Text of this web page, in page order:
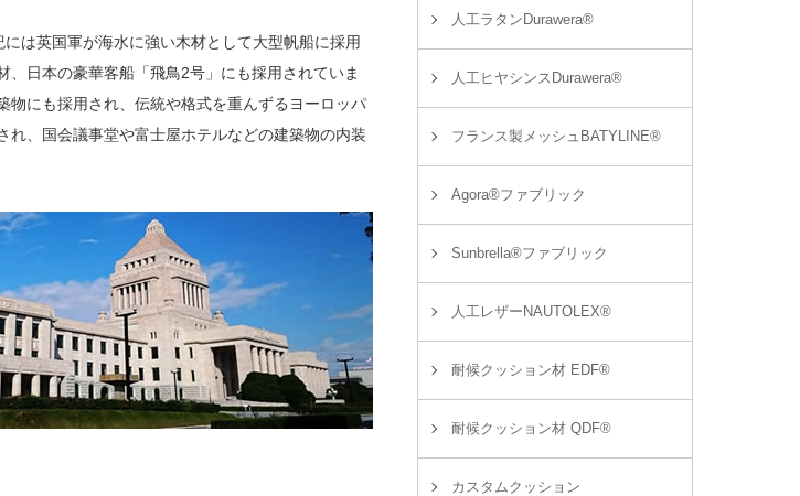
は英国軍が海水に強い木材として大型帆船に採用
日本の豪華客船「飛鳥2号」にも採用されていま
にも採用され、伝統や格式を重んずるヨーロッパ
、国会議事堂や富士屋ホテルなどの建築物の内装
人工ラタンDurawera®
人工ヒヤシンスDurawera®
フランス製メッシュBATYLINE®
Agora®ファブリック
Sunbrella®ファブリック
人工レザーNAUTOLEX®
耐候クッション材 EDF®
耐候クッション材 QDF®
カスタムクッション